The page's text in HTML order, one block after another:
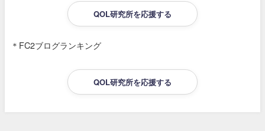
QOL研究所を応援する
＊FC2ブログランキング
QOL研究所を応援する